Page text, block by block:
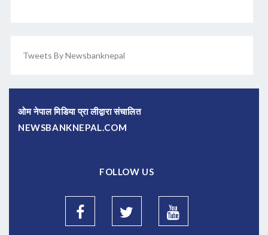
Tweets By Newsbanknepal
ओम नेपाल मिडिया प्रा लीद्वारा संचालित
NEWSBANKNEPAL.COM
FOLLOW US